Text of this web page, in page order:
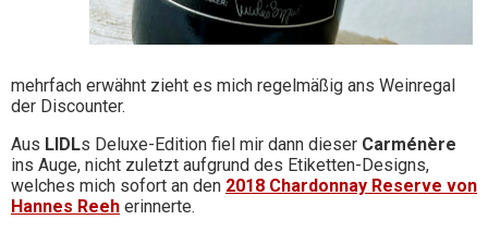
mehrfach erwähnt zieht es mich regelmäßig ans Weinregal
der Discounter.
Aus LIDLs Deluxe-Edition fiel mir dann dieser Carménère
ins Auge, nicht zuletzt aufgrund des Etiketten-Designs,
welches mich sofort an den 2018 Chardonnay Reserve von
Hannes Reeh erinnerte.